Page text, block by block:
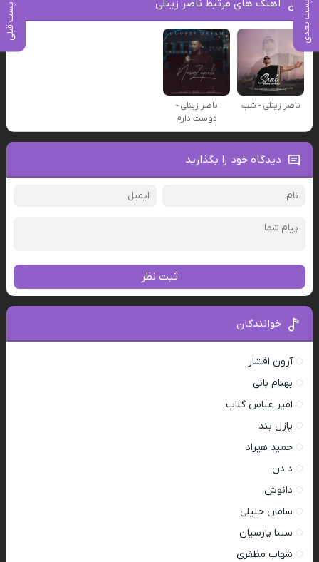
پست بعدی پست قبلی آهنگ های مرتبط ناصر زینلی
ناصر زینلی - شب
ناصر زینلی -
دوست دارم
دیدگاه خود را بگذارید
ثبت نظر
خوانندگان
آرون افشار
بهنام بانی
امیر عباس گلاب
پازل بند
حمید هیراد
د دن
دانوش
سامان جلیلی
سینا پارسیان
شهاب مظفری